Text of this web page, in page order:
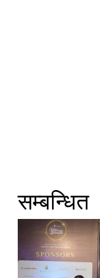
सम्बन्धित